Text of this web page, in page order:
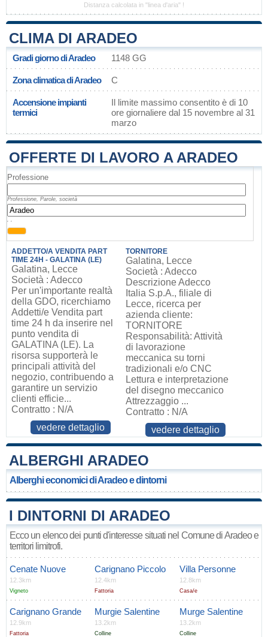
Distanza calcolata in "linea d'aria" !
CLIMA DI ARADEO
Gradi giorno di Aradeo 1148 GG
Zona climatica di Aradeo C
Accensione impianti
termici
Il limite massimo consentito è di 10
ore giornaliere dal 15 novembre al 31
marzo
OFFERTE DI LAVORO A ARADEO
Professione
Professione, Parole, società
, ,
ADDETTO/A VENDITA PART
TIME 24H - GALATINA (LE)
Galatina, Lecce
Società : Adecco
Per un'importante realtà
della GDO, ricerchiamo
Addetti/e Vendita part
time 24 h da inserire nel
punto vendita di
GALATINA (LE). La
risorsa supporterà le
principali attività del
negozio, contribuendo a
garantire un servizio
clienti efficie...
Contratto : N/A
vedere dettaglio
TORNITORE
Galatina, Lecce
Società : Adecco
Descrizione Adecco
Italia S.p.A., filiale di
Lecce, ricerca per
azienda cliente:
TORNITORE
Responsabilità: Attività
di lavorazione
meccanica su torni
tradizionali e/o CNC
Lettura e interpretazione
del disegno meccanico
Attrezzaggio ...
Contratto : N/A
vedere dettaglio
ALBERGHI ARADEO
Alberghi economici di Aradeo e dintorni
I DINTORNI DI ARADEO
Ecco un elenco dei punti d'interesse situati nel Comune di Aradeo e
territori limitrofi.
Cenate Nuove
12.3km
Vigneto
Carignano Piccolo
12.4km
Fattoria
Villa Personne
12.8km
Casa/e
Carignano Grande
12.9km
Fattoria
Murgie Salentine
13.2km
Colline
Murge Salentine
13.2km
Colline